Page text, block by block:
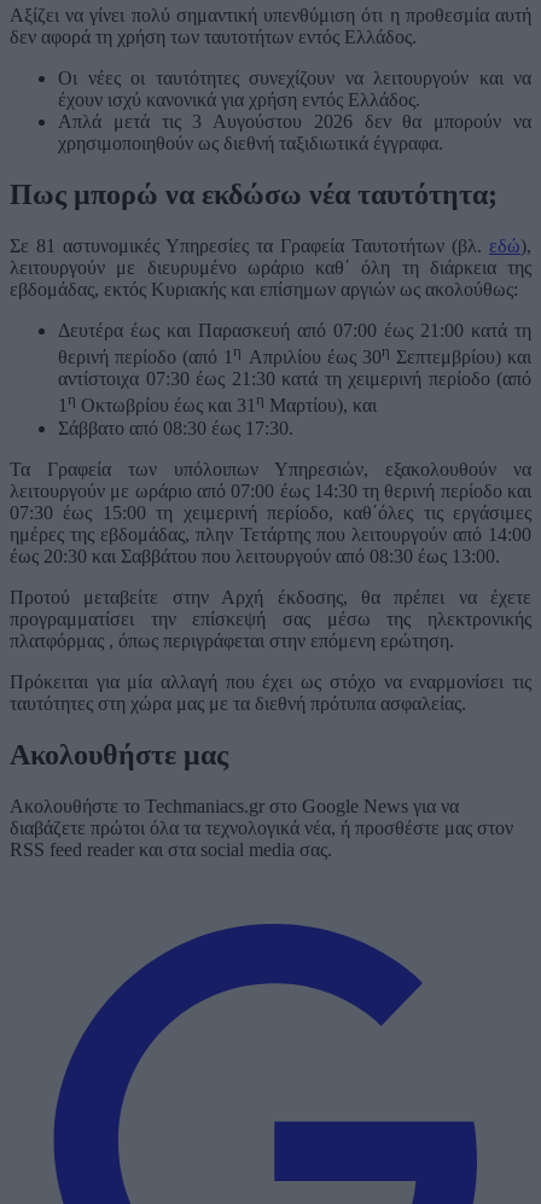
Αξίζει να γίνει πολύ σημαντική υπενθύμιση ότι η προθεσμία αυτή
δεν αφορά τη χρήση των ταυτοτήτων εντός Ελλάδος.
Οι νέες οι ταυτότητες συνεχίζουν να λειτουργούν και να
έχουν ισχύ κανονικά για χρήση εντός Ελλάδος.
Απλά μετά τις 3 Αυγούστου 2026 δεν θα μπορούν να
χρησιμοποιηθούν ως διεθνή ταξιδιωτικά έγγραφα.
Πως μπορώ να εκδώσω νέα ταυτότητα;
Σε 81 αστυνομικές Υπηρεσίες τα Γραφεία Ταυτοτήτων (βλ. εδώ),
λειτουργούν με διευρυμένο ωράριο καθ΄ όλη τη διάρκεια της
εβδομάδας, εκτός Κυριακής και επίσημων αργιών ως ακολούθως:
Δευτέρα έως και Παρασκευή από 07:00 έως 21:00 κατά τη
θερινή περίοδο (από 1 η Απριλίου έως 30η Σεπτεμβρίου) και
αντίστοιχα 07:30 έως 21:30 κατά τη χειμερινή περίοδο (από
1η Οκτωβρίου έως και 31η Μαρτίου), και
Σάββατο από 08:30 έως 17:30.
Τα Γραφεία των υπόλοιπων Υπηρεσιών, εξακολουθούν να
λειτουργούν με ωράριο από 07:00 έως 14:30 τη θερινή περίοδο και
07:30 έως 15:00 τη χειμερινή περίοδο, καθ΄όλες τις εργάσιμες
ημέρες της εβδομάδας, πλην Τετάρτης που λειτουργούν από 14:00
έως 20:30 και Σαββάτου που λειτουργούν από 08:30 έως 13:00.
Προτού μεταβείτε στην Αρχή έκδοσης, θα πρέπει να έχετε
προγραμματίσει την επίσκεψή σας μέσω της ηλεκτρονικής
πλατφόρμας , όπως περιγράφεται στην επόμενη ερώτηση.
Πρόκειται για μία αλλαγή που έχει ως στόχο να εναρμονίσει τις
ταυτότητες στη χώρα μας με τα διεθνή πρότυπα ασφαλείας.
Ακολουθήστε μας
Ακολουθήστε το Techmaniacs.gr στο Google News για να
διαβάζετε πρώτοι όλα τα τεχνολογικά νέα, ή προσθέστε μας στον
RSS feed reader και στα social media σας.